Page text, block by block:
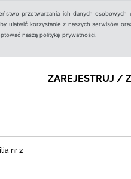
przetwarzania ich danych
ułatwić korzystanie z naszych serwisów
naszą politykę prywatności.
ZAREJESTRUJ /
nr 2